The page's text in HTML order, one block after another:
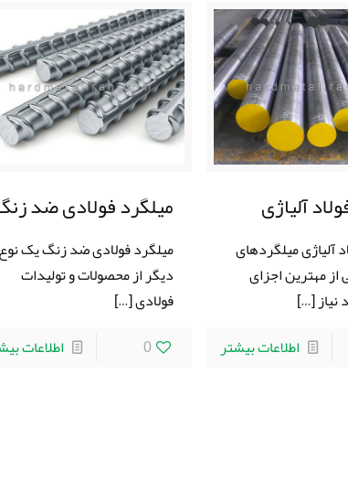
آلیاژی
آلیاژی میلگردهای
از مهترین اجزای
[…]
اطلاعات بیشتر
میلگرد فولادی ضد
میلگرد فولادی ضد زنگ یک
دیگر از محصولات و تولیدات
فولادی[…]
0
اطلاعات